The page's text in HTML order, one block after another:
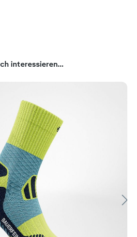
interessieren...